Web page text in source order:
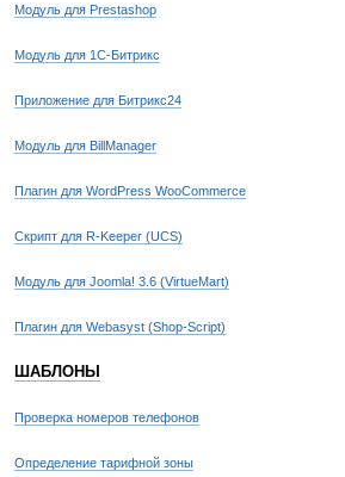
Модуль для Prestashop
Модуль для 1С-Битрикс
Приложение для Битрикс24
Модуль для BillManager
Плагин для WordPress WooCommerce
Скрипт для R-Keeper (UCS)
Модуль для Joomla! 3.6 (VirtueMart)
Плагин для Webasyst (Shop-Script)
ШАБЛОНЫ
Проверка номеров телефонов
Определение тарифной зоны